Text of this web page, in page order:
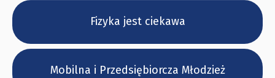
Fizyka jest ciekawa
Mobilna i Przedsiębiorcza Młodzież